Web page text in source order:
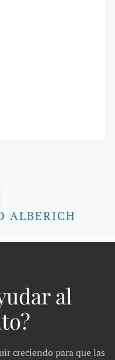
ALBERICH
al
creciendo para que las